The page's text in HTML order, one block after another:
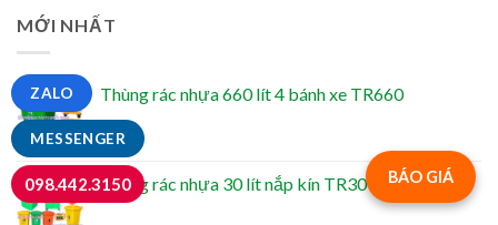
MỚI NHẤT
Thùng rác nhựa 660 lít 4 bánh xe TR660
Thùng rác nhựa 30 lít nắp kín TR30 BÁO GIÁ
MESSENGER
ZALO
098.442.3150